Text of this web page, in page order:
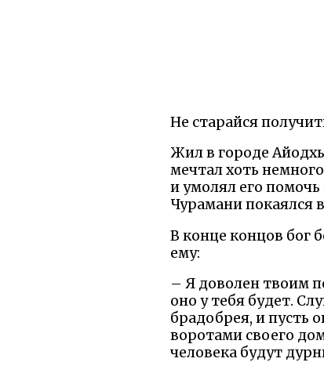
Не старайся
Жил в городе
мечтал хоть
и умолял его
Чурамани покаялся
В конце концов бог
ему:
– Я доволен твоим
оно у тебя будет.
брадобрея, и пусть
воротами своего
человека будут